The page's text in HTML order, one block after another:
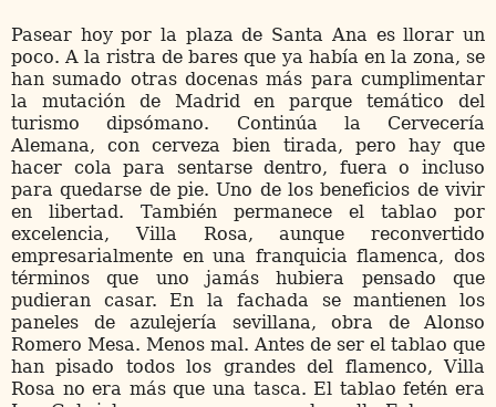
Pasear hoy por la plaza de Santa Ana es llorar un
poco. A la ristra de bares que ya había en la zona, se
han sumado otras docenas más para cumplimentar
la mutación de Madrid en parque temático del
turismo dipsómano. Continúa la Cervecería
Alemana, con cerveza bien tirada, pero hay que
hacer cola para sentarse dentro, fuera o incluso
para quedarse de pie. Uno de los beneficios de vivir
en libertad. También permanece el tablao por
excelencia, Villa Rosa, aunque reconvertido
empresarialmente en una franquicia flamenca, dos
términos que uno jamás hubiera pensado que
pudieran casar. En la fachada se mantienen los
paneles de azulejería sevillana, obra de Alonso
Romero Mesa. Menos mal. Antes de ser el tablao que
han pisado todos los grandes del flamenco, Villa
Rosa no era más que una tasca. El tablao fetén era